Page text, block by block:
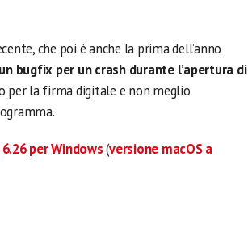
che poi è anche la prima dell’anno
un bugfix per un crash durante l’apertura di
per la firma digitale e non meglio
per Windows(versione macOS a